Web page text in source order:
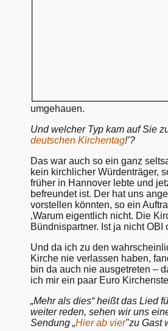
umgehauen.
Und welcher Typ kam auf Sie
deutschen Kirchentag!’?
Das war auch so ein ganz
kein kirchlicher Würdenträger,
früher in Hannover lebte und
befreundet ist. Der hat uns
vorstellen könnten, so ein
‚Warum eigentlich nicht. Die
Bündnispartner. Ist ja nicht OBI
Und da ich zu den
Kirche nie verlassen haben,
bin da auch nie ausgetreten –
ich mir ein paar Euro
„Mehr als dies“ heißt das Lied
weiter reden, sehen wir uns
Sendung „Hier ab vier"zu Gast